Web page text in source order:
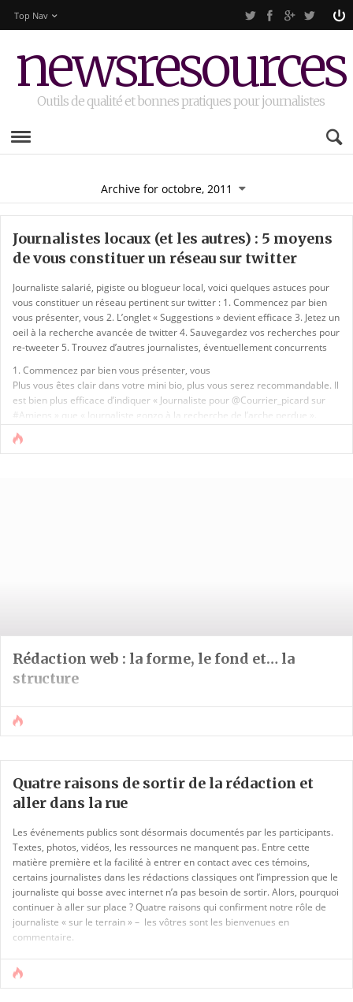
Top Nav
newsresources
Outils de qualité et bonnes pratiques pour journalistes
Archive for octobre, 2011
Journalistes locaux (et les autres) : 5 moyens
de vous constituer un réseau sur twitter
Journaliste salarié, pigiste ou blogueur local, voici quelques astuces pour
vous constituer un réseau pertinent sur twitter : 1. Commencez par bien
vous présenter, vous 2. L’onglet « Suggestions » devient efficace 3. Jetez un
oeil à la recherche avancée de twitter 4. Sauvegardez vos recherches pour
re-tweeter 5. Trouvez d’autres journalistes, éventuellement concurrents
1. Commencez par bien vous présenter, vous
Plus vous êtes clair dans votre mini bio, plus vous serez recommandable. Il
est bien plus efficace d’indiquer « Journaliste pour @Courrier_picard sur
#Amiens » que « Journaliste gonzo à la recherche de l’arche perdue ».
Ce n’est pas [...]
Rédaction web : la forme, le fond et… la
structure
Quatre raisons de sortir de la rédaction et
aller dans la rue
Les événements publics sont désormais documentés par les participants.
Textes, photos, vidéos, les ressources ne manquent pas. Entre cette
matière première et la facilité à entrer en contact avec ces témoins,
certains journalistes dans les rédactions classiques ont l’impression que le
journaliste qui bosse avec internet n’a pas besoin de sortir. Alors, pourquoi
continuer à aller sur place ? Quatre raisons qui confirment notre rôle de
journaliste « sur le terrain » – les vôtres sont les bienvenues en
commentaire.